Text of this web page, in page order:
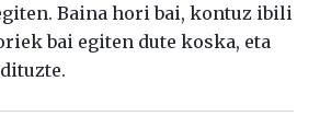
Baina hori bai, kontuz ibili
bai egiten dute koska, eta